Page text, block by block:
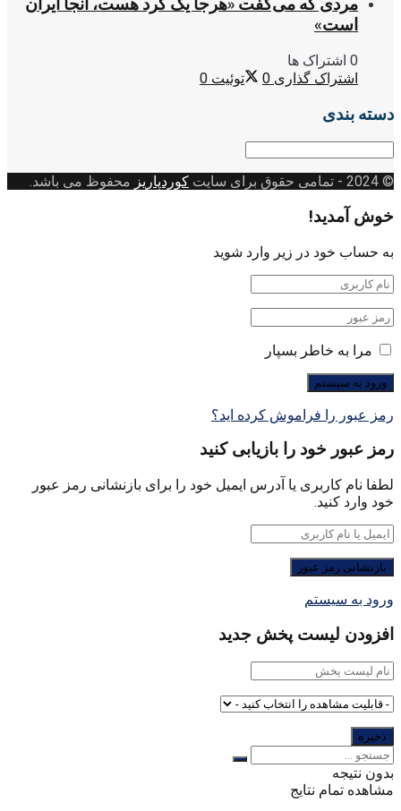
مردی که می‌گفت «هرجا یک کُرد هست، آنجا ایران
است»
0 اشتراک ها
اشتراک گذاری 0 توئیت 0
دسته بندی
© 2024
- تمامی حقوق برای سایت کوردپاریز محفوظ می باشد.
خوش آمدید!
به حساب خود در زیر وارد شوید
مرا به خاطر بسپار
رمز عبور را فراموش کرده اید؟
رمز عبور خود را بازیابی کنید
لطفا نام کاربری یا آدرس ایمیل خود را برای بازنشانی رمز عبور
خود وارد کنید.
ورود به سیستم
افزودن لیست پخش جدید
بدون نتیجه
مشاهده تمام نتایج